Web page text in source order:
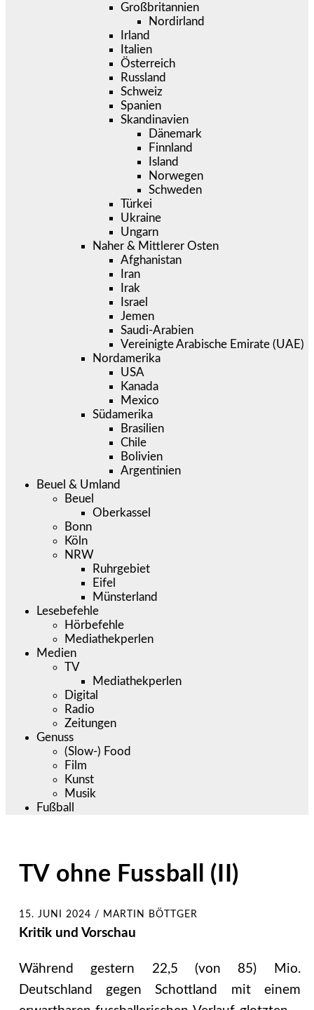
Großbritannien
Nordirland
Irland
Italien
Österreich
Russland
Schweiz
Spanien
Skandinavien
Dänemark
Finnland
Island
Norwegen
Schweden
Türkei
Ukraine
Ungarn
Naher & Mittlerer Osten
Afghanistan
Iran
Irak
Israel
Jemen
Saudi-Arabien
Vereinigte Arabische Emirate (UAE)
Nordamerika
USA
Kanada
Mexico
Südamerika
Brasilien
Chile
Bolivien
Argentinien
Beuel & Umland
Beuel
Oberkassel
Bonn
Köln
NRW
Ruhrgebiet
Eifel
Münsterland
Lesebefehle
Hörbefehle
Mediathekperlen
Medien
TV
Mediathekperlen
Digital
Radio
Zeitungen
Genuss
(Slow-) Food
Film
Kunst
Musik
Fußball
TV ohne Fussball (II)
15. JUNI 2024 / MARTIN BÖTTGER
Kritik und Vorschau
Während gestern 22,5 (von 85) Mio.
Deutschland gegen Schottland mit einem